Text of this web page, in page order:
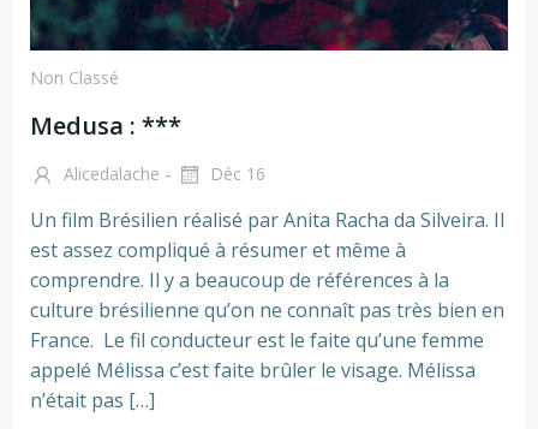
Non Classé
Medusa : ***
Alicedalache - Déc 16
Un film Brésilien réalisé par Anita Racha da Silveira. Il
est assez compliqué à résumer et même à
comprendre. Il y a beaucoup de références à la
culture brésilienne qu’on ne connaît pas très bien en
France. Le fil conducteur est le faite qu’une femme
appelé Mélissa c’est faite brûler le visage. Mélissa
n’était pas […]